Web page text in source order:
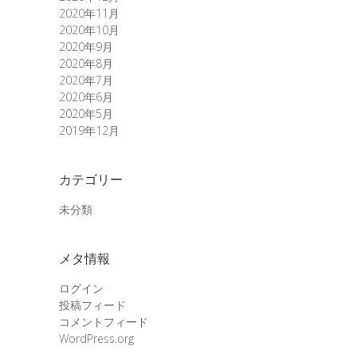
2020年11月
2020年10月
2020年9月
2020年8月
2020年7月
2020年6月
2020年5月
2019年12月
カテゴリー
未分類
メタ情報
ログイン
投稿フィード
コメントフィード
WordPress.org